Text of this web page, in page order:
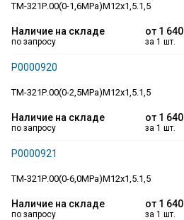
ТМ-321Р.00(0-1,6MPa)M12x1,5.1,5
от 1 640
за 1 шт.
Наличие на складе
по запросу
ТМ-321Р.00(0-2,5MPa)M12x1,5.1,5
Р0000920
от 1 640
за 1 шт.
Наличие на складе
по запросу
ТМ-321Р.00(0-6,0MPa)M12x1,5.1,5
Р0000921
от 1 640
за 1 шт.
Наличие на складе
по запросу